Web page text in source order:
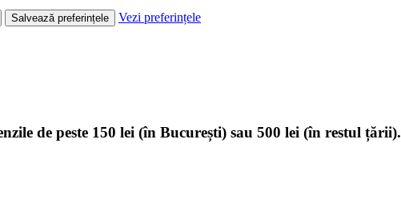
Salvează preferințele Vezi preferințele
de peste 150 lei (în București) sau 500 lei (în restul